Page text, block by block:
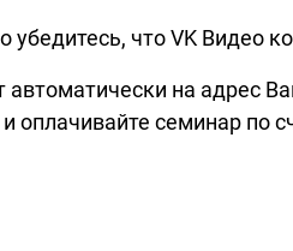
убедитесь, что VK Видео
автоматически на адрес
оплачивайте семинар по